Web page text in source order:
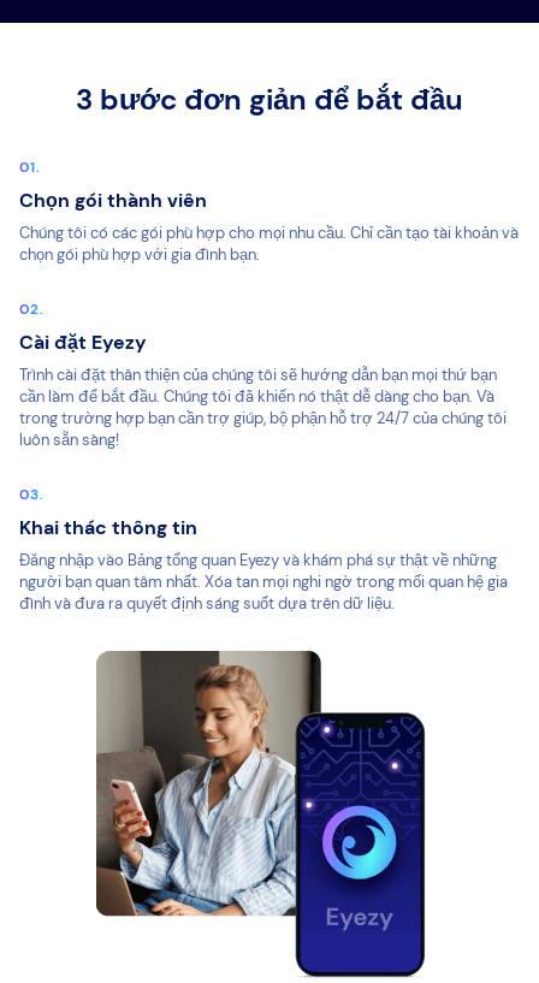
3 bước đơn giản để bắt đầu
Chọn gói thành viên
Chúng tôi có các gói phù hợp cho mọi nhu cầu. Chỉ cần tạo tài khoản và
chọn gói phù hợp với gia đình bạn.
Cài đặt Eyezy
Trình cài đặt thân thiện của chúng tôi sẽ hướng dẫn bạn mọi thứ bạn
cần làm để bắt đầu. Chúng tôi đã khiến nó thật dễ dàng cho bạn. Và
trong trường hợp bạn cần trợ giúp, bộ phận hỗ trợ 24/7 của chúng tôi
luôn sẵn sàng!
Khai thác thông tin
Đăng nhập vào Bảng tổng quan Eyezy và khám phá sự thật về những
người bạn quan tâm nhất. Xóa tan mọi nghi ngờ trong mối quan hệ gia
đình và đưa ra quyết định sáng suốt dựa trên dữ liệu.